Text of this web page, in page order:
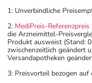
1: Unverbindliche
2: MediPreis-Referenzpreis
die Arzneimittel-
Produkt ausweist (Stand:
zwischenzeitlich geändert
Versandapotheken
3: Preisvorteil bezogen